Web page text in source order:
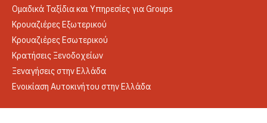
Ομαδικά Ταξίδια και Υπηρεσίες για Groups
Κρουαζιέρες Εξωτερικού
Κρουαζιέρες Εσωτερικού
Κρατήσεις Ξενοδοχείων
Ξεναγήσεις στην Ελλάδα
Ενοικίαση Αυτοκινήτου στην Ελλάδα